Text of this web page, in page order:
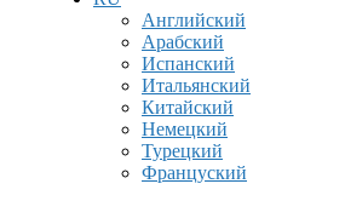
Английский
Арабский
Испанский
Итальянский
Китайский
Немецкий
Турецкий
Француский